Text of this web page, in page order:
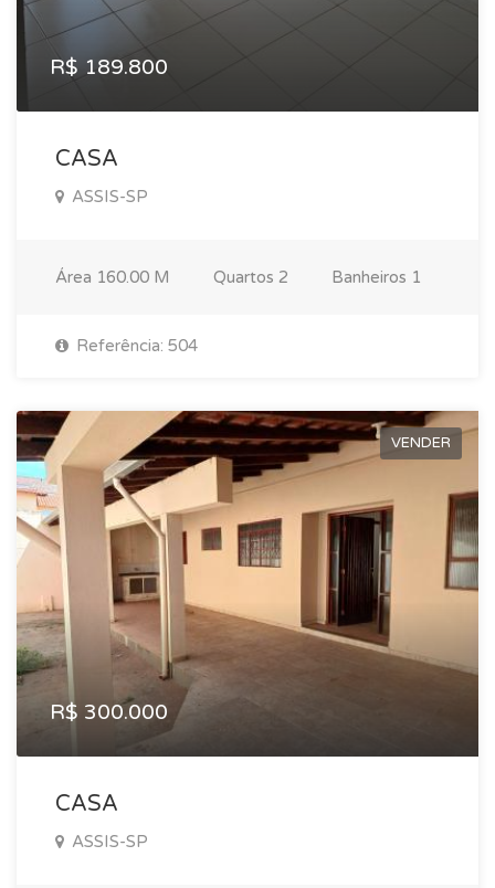
R$ 189.800
CASA
ASSIS-SP
Área 160.00 M Quartos 2 Banheiros 1
Referência: 504
VENDER
R$ 300.000
CASA
ASSIS-SP